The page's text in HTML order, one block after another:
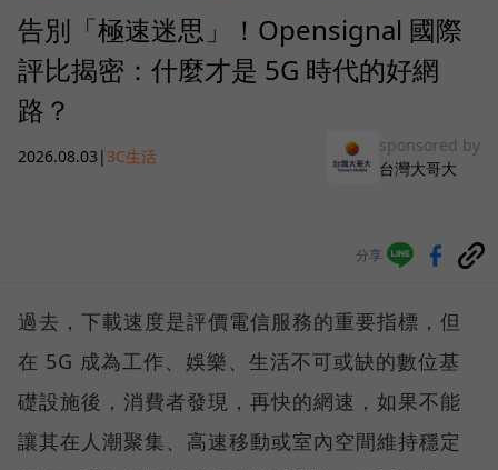
告別「極速迷思」！Opensignal 國際
評比揭密：什麼才是 5G 時代的好網
路？
2026.08.03 | 3C生活
sponsored by
台灣大哥大
分享
過去，下載速度是評價電信服務的重要指標，但
在 5G 成為工作、娛樂、生活不可或缺的數位基
礎設施後，消費者發現，再快的網速，如果不能
讓其在人潮聚集、高速移動或室內空間維持穩定